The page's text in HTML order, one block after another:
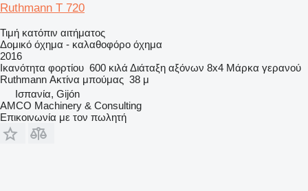
Ruthmann T 720
Τιμή κατόπιν αιτήματος
Δομικό όχημα - καλαθοφόρο όχημα
2016
Ικανότητα φορτίου 600 κιλά Διάταξη αξόνων 8x4 Μάρκα γερανού
Ruthmann Ακτίνα μπούμας 38 μ
Ισπανία, Gijón
AMCO Machinery & Consulting
Επικοινωνία με τον πωλητή